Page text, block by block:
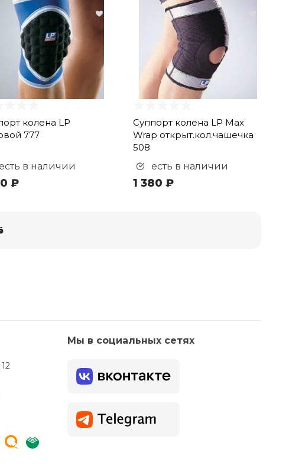
колена LP
777
в наличии
₽
Суппорт колена LP Max
Wrap открыт.кол.чашечка
508
есть в наличии
1 380 ₽
Мы в социальных сетях